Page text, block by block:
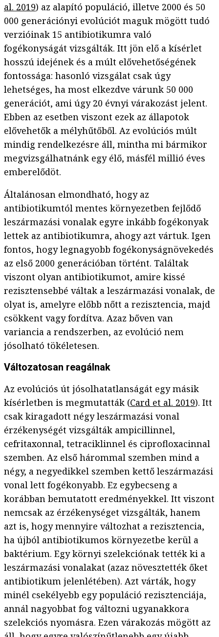
al. 2019) az alapító populáció, illetve 2000 és 50
000 generációnyi evolúciót maguk mögött tudó
verzióinak 15 antibiotikumra való
fogékonyságát vizsgálták. Itt jön elő a kísérlet
hosszú idejének és a múlt elővehetőségének
fontossága: hasonló vizsgálat csak úgy
lehetséges, ha most elkezdve várunk 50 000
generációt, ami úgy 20 évnyi várakozást jelent.
Ebben az esetben viszont ezek az állapotok
elővehetők a mélyhűtőből. Az evolúciós múlt
mindig rendelkezésre áll, mintha mi bármikor
megvizsgálhatnánk egy élő, másfél millió éves
emberelődöt.
Általánosan elmondható, hogy az
antibiotikumtól mentes környezetben fejlődő
leszármazási vonalak egyre inkább fogékonyak
lettek az antibiotikumra, ahogy azt vártuk. Igen
fontos, hogy legnagyobb fogékonyságnövekedés
az első 2000 generációban történt. Találtak
viszont olyan antibiotikumot, amire kissé
rezisztensebbé váltak a leszármazási vonalak, de
olyat is, amelyre előbb nőtt a rezisztencia, majd
csökkent vagy fordítva. Azaz bőven van
variancia a rendszerben, az evolúció nem
jósolható tökéletesen.
Változatosan reagálnak
Az evolúciós út jósolhatatlanságát egy másik
kísérletben is megmutatták (Card et al. 2019). Itt
csak kiragadott négy leszármazási vonal
érzékenységét vizsgálták ampicillinnel,
cefritaxonnal, tetraciklinnel és ciprofloxacinnal
szemben. Az első hárommal szemben mind a
négy, a negyedikkel szemben kettő leszármazási
vonal lett fogékonyabb. Ez egybecseng a
korábban bemutatott eredményekkel. Itt viszont
nemcsak az érzékenységet vizsgálták, hanem
azt is, hogy mennyire változhat a rezisztencia,
ha újból antibiotikumos környezetbe kerül a
baktérium. Egy környi szelekciónak tették ki a
leszármazási vonalakat (azaz növesztették őket
antibiotikum jelenlétében). Azt várták, hogy
minél csekélyebb egy populáció rezisztenciája,
annál nagyobbat fog változni ugyanakkora
szelekciós nyomásra. Ezen várakozás mögött az